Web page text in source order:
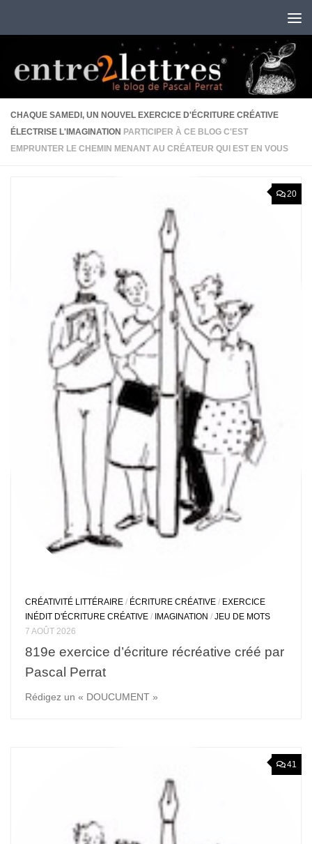
CHAQUE SAMEDI, UN NOUVEL EXERCICE D'ÉCRITURE CRÉATIVE
ÉLECTRISE L'IMAGINATION PARTICIPER À CE BLOG C'EST
EMPRUNTER LE CHEMIN MENANT AU CRÉATEUR QUI EST EN VOUS
20
CRÉATIVITÉ LITTÉRAIRE / ÉCRITURE CRÉATIVE / EXERCICE
INÉDIT D'ÉCRITURE CRÉATIVE / IMAGINATION /JEU DE MOTS
7 AOÛT 2026
819e exercice d’écriture récréative créé par
Pascal Perrat
Rédigez un « DOUCUMENT »
41